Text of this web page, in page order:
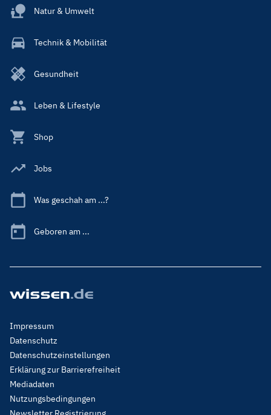
Natur & Umwelt
Technik & Mobilität
Gesundheit
Leben & Lifestyle
Shop
Jobs
Was geschah am ...?
Geboren am ...
Footer
Menu
Legal
Impressum
Datenschutz
Datenschutzeinstellungen
Erklärung zur Barrierefreiheit
Mediadaten
Nutzungsbedingungen